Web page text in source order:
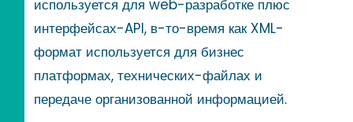
используется для web-разработке плюс
интерфейсах-API, в-то-время как XML-
формат используется для бизнес
платформах, технических-файлах и
передаче организованной информацией.